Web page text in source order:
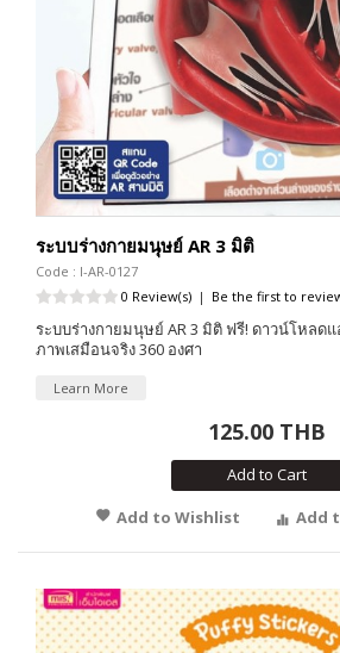
ระบบร่างกายมนุษย์ AR 3 มิติ
Code : I-AR-0127
0 Review(s) | Be the first to
ระบบร่างกายมนุษย์ AR 3 มิติ ฟรี! ดาวน์โหลด
ภาพเสมือนจริง 360 องศา
Learn More
125.00 THB
Add to Cart
Add to Wishlist
Add